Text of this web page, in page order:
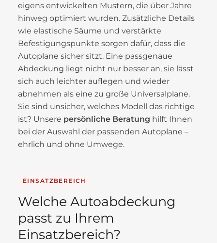
eigens entwickelten Mustern, die über Jahre
hinweg optimiert wurden. Zusätzliche Details
wie elastische Säume und verstärkte
Befestigungspunkte sorgen dafür, dass die
Autoplane sicher sitzt. Eine passgenaue
Abdeckung liegt nicht nur besser an, sie lässt
sich auch leichter auflegen und wieder
abnehmen als eine zu große Universalplane.
Sie sind unsicher, welches Modell das richtige
ist? Unsere persönliche Beratung hilft Ihnen
bei der Auswahl der passenden Autoplane –
ehrlich und ohne Umwege.
EINSATZBEREICH
Welche Autoabdeckung
passt zu Ihrem
Einsatzbereich?